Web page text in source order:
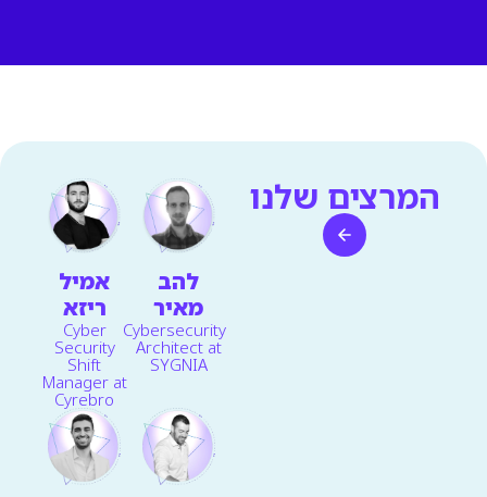
המרצים שלנו
להב
מאיר
Cybersecurity
Architect at
SYGNIA
אמיל
ריזא
Cyber
Security
Shift
Manager at
Cyrebro